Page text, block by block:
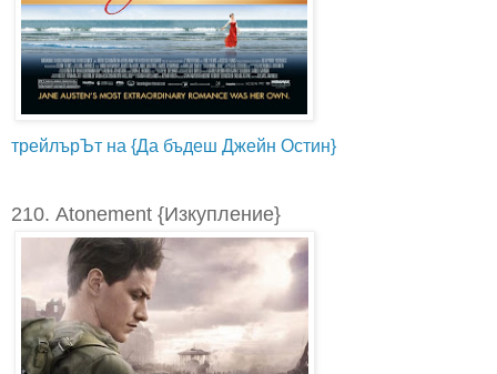
трейлърЪт на {Да бъдеш Джейн Остин}
210. Atonement {Изкупление}